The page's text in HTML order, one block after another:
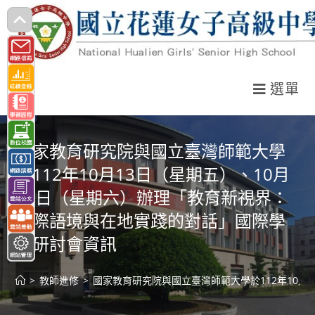
跳
轉
至
主
要
內
容
選單
國家教育研究院與國立臺灣師範大學
於112年10月13日（星期五）、10月
14日（星期六）辦理「教育新視界：
國際語境與在地實踐的對話」國際學
術研討會資訊
> 教師進修 > 國家教育研究院與國立臺灣師範大學於112年10